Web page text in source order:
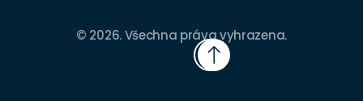
© 2026. Všechna práva vyhrazena.